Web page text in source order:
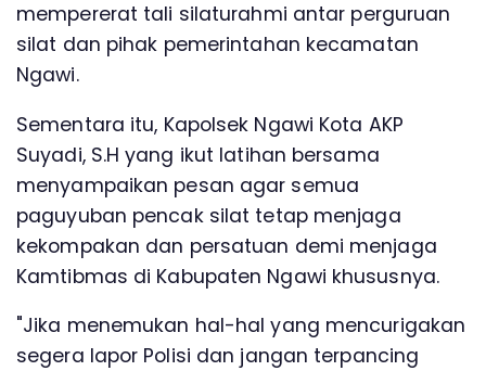
mempererat tali silaturahmi antar perguruan
silat dan pihak pemerintahan kecamatan
Ngawi.
Sementara itu, Kapolsek Ngawi Kota AKP
Suyadi, S.H yang ikut latihan bersama
menyampaikan pesan agar semua
paguyuban pencak silat tetap menjaga
kekompakan dan persatuan demi menjaga
Kamtibmas di Kabupaten Ngawi khususnya.
"Jika menemukan hal-hal yang mencurigakan
segera lapor Polisi dan jangan terpancing